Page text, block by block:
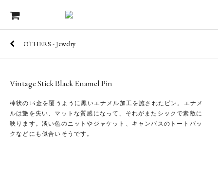
OTHERS - Jewelry
Vintage Stick Black Enamel Pin
棒状の14金を覆うように黒いエナメル加工を施されたピン。エナメ
ルは艶を失い、マットな質感になって、それがまたシックで素敵に
映ります。淡い色のニットやジャケット、キャンバスのトートバッ
クなどにも似合いそうです。